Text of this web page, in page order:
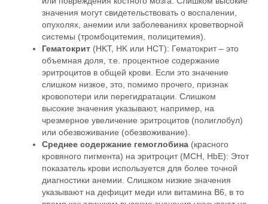
значения могут свидетельствовать о воспалении,
опухолях, анемии или заболеваниях кроветворной
системы (тромбоцитемия, полицитемия).
Гематокрит (HKT, HK или HCT): Гематокрит – это
объемная доля, т.е. процентное содержание
эритроцитов в общей крови. Если это значение
слишком низкое, это, помимо прочего, признак
кровопотери или перегидратации. Слишком
высокие значения указывают, например, на
чрезмерное увеличение эритроцитов (полиглобул)
или обезвоживание (обезвоживание).
Среднее содержание гемоглобина (красного
кровяного пигмента) на эритроцит (MCH, HbE): Этот
показатель крови используется для более точной
диагностики анемии. Слишком низкие значения
указывают на дефицит меди или витамина B6, в то